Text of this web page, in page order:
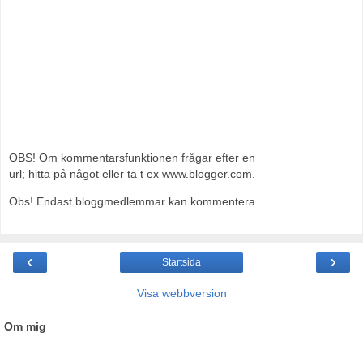
OBS! Om kommentarsfunktionen frågar efter en
url; hitta på något eller ta t ex www.blogger.com.
Obs! Endast bloggmedlemmar kan kommentera.
‹ ›
Startsida
Visa webbversion
Om mig